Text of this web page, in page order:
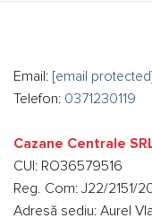
Email: [email protected]
Telefon: 0371230119
Cazane Centrale
CUI: RO36579516
Reg. Com: J22/2151/
Adresă sediu: Aurel